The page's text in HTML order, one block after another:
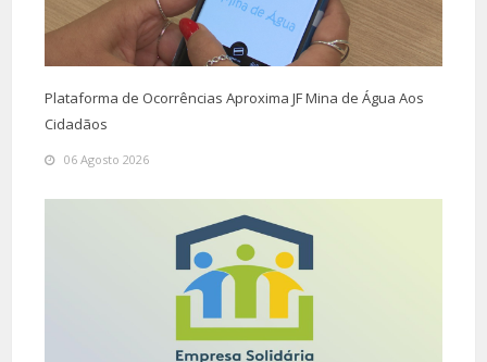
Plataforma de Ocorrências Aproxima JF Mina de Água Aos
Cidadãos
06 Agosto 2026